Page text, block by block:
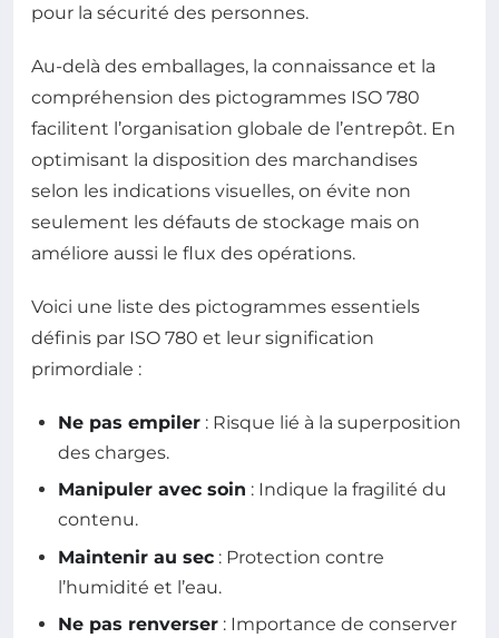
pour la sécurité des personnes.
Au-delà des emballages, la connaissance et la
compréhension des pictogrammes ISO 780
facilitent l’organisation globale de l’entrepôt. En
optimisant la disposition des marchandises
selon les indications visuelles, on évite non
seulement les défauts de stockage mais on
améliore aussi le flux des opérations.
Voici une liste des pictogrammes essentiels
définis par ISO 780 et leur signification
primordiale :
Ne pas empiler : Risque lié à la superposition
des charges.
Manipuler avec soin : Indique la fragilité du
contenu.
Maintenir au sec : Protection contre
l’humidité et l’eau.
Ne pas renverser : Importance de conserver